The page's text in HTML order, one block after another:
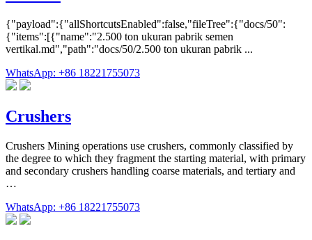
{"payload":{"allShortcutsEnabled":false,"fileTree":{"docs/50":
{"items":[{"name":"2.500 ton ukuran pabrik semen
vertikal.md","path":"docs/50/2.500 ton ukuran pabrik ...
WhatsApp: +86 18221755073
Crushers
Crushers Mining operations use crushers, commonly classified by
the degree to which they fragment the starting material, with primary
and secondary crushers handling coarse materials, and tertiary and
…
WhatsApp: +86 18221755073